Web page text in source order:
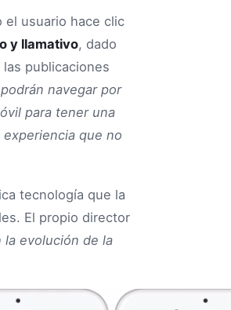
el usuario hace clic
y llamativo, dado
publicaciones
navegar por
para tener una
que no
tecnología que la
El propio director
la evolución de la